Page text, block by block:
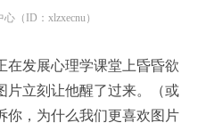
心（ ID ： xlzxecnu）
在发展心理学课堂上昏昏欲
片立刻让他醒了过来。（或
你，为什么我们更喜欢图片